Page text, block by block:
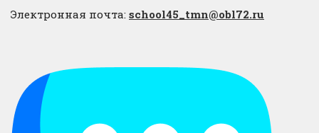
Электронная почта: school45_tmn@obl72.ru